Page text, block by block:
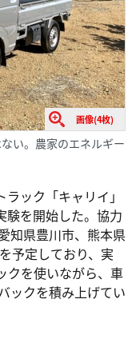
画像(4枚)
い。農家のエネルギー
ック「キャリイ」
験を開始した。協力
知県豊川市、熊本県
予定しており、実
クを使いながら、車
ックを積み上げてい